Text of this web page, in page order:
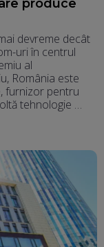
produce
devreme decât
uri în centrul
al
România este
furnizor pentru
tehnologie …